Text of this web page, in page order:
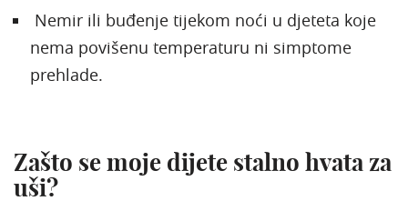
Nemir ili buđenje tijekom noći u djeteta koje
nema povišenu temperaturu ni simptome
prehlade.
Zašto se moje dijete stalno hvata za
uši?